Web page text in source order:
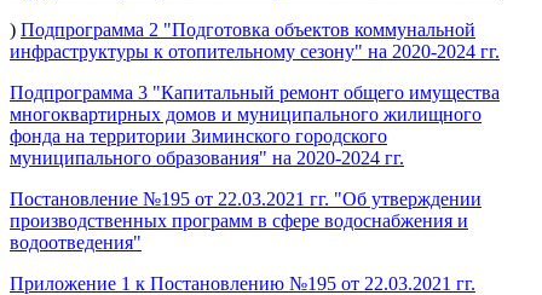
) Подпрограмма 2 "Подготовка объектов коммунальной
инфраструктуры к отопительному сезону" на 2020-2024 гг.
Подпрограмма 3 "Капитальный ремонт общего имущества
многоквартирных домов и муниципального жилищного
фонда на территории Зиминского городского
муниципального образования" на 2020-2024 гг.
Постановление №195 от 22.03.2021 гг. "Об утверждении
производственных программ в сфере водоснабжения и
водоотведения"
Приложение 1 к Постановлению №195 от 22.03.2021 гг.